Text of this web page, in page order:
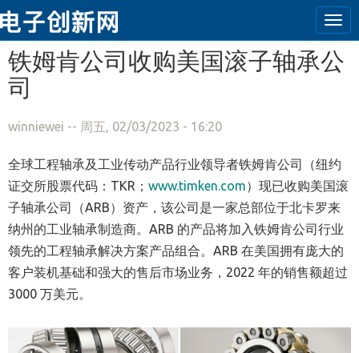
跳转到主要内容
铁姆肯公司收购美国滚子轴承公
司
winniewei -- 周五, 02/03/2023 - 16:20
全球工程轴承及工业传动产品行业领导者铁姆肯公司（纽约
证交所股票代码：TKR； www.timken.com）现已收购美国滚
子轴承公司（ARB）资产，该公司是一家总部位于北卡罗来
纳州的工业轴承制造商。ARB 的产品将加入铁姆肯公司行业
领先的工程轴承解决方案产品组合。ARB 在美国拥有庞大的
客户装机基础和强大的售后市场业务，2022 年的销售额超过
3000 万美元。